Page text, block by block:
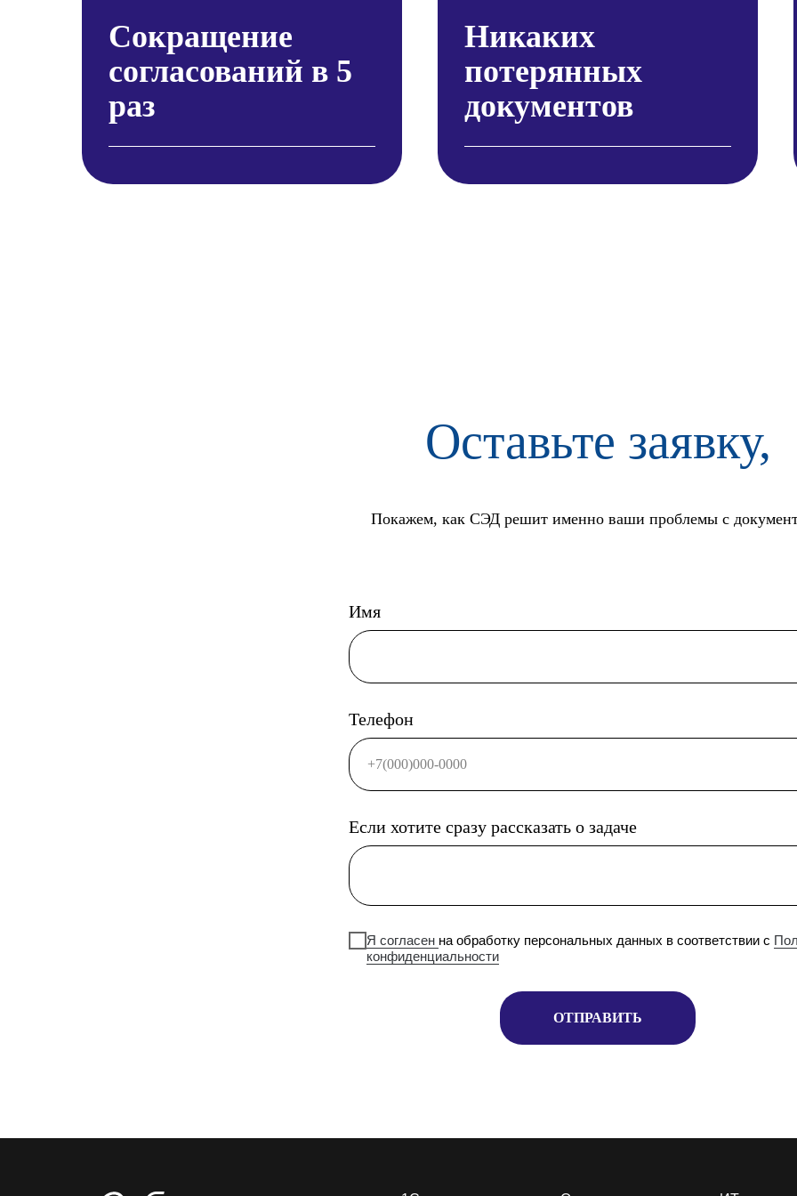
Сокращение
согласований в 5
раз
Никаких
потерянных
документов
Оставьте заявку,
Покажем, как СЭД решит именно ваши проблемы с
Имя
Телефон
Если хотите сразу рассказать о задаче
Я согласен на обработку персональных данных в соответствии с
конфиденциальности
ОТПРАВИТЬ